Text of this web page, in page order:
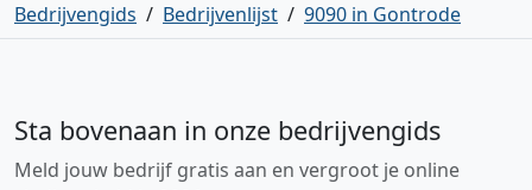
Bedrijvengids / Bedrijvenlijst / 9090 in Gontrode
Sta bovenaan in onze bedrijvengids
Meld jouw bedrijf gratis aan en vergroot je online